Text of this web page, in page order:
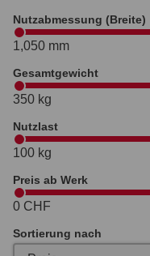
Nutzabmessung (Breite)
1,050 mm
Gesamtgewicht
350 kg
Nutzlast
100 kg
Preis ab Werk
0 CHF
Sortierung nach